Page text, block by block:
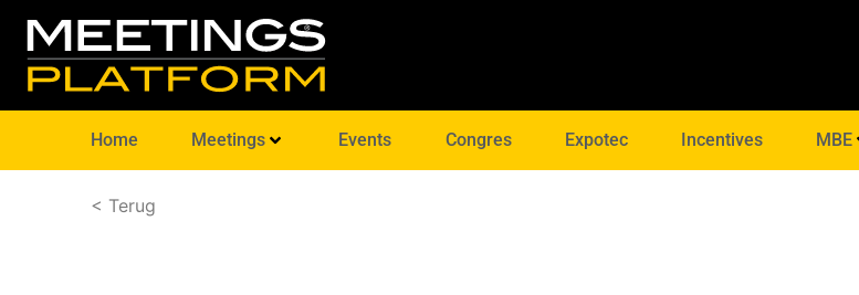
Home Meetings Events Congres Expotec Incentives MBE
< Terug